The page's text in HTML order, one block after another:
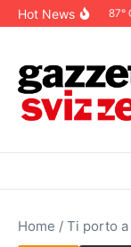
Salta al contenuto
Hot News
2025 87°
Home / Ti porto a